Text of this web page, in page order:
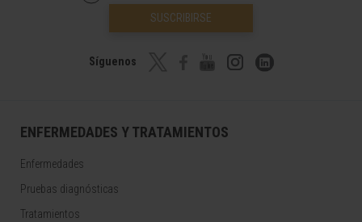
SUSCRIBIRSE
Síguenos
ENFERMEDADES Y TRATAMIENTOS
Enfermedades
Pruebas diagnósticas
Tratamientos